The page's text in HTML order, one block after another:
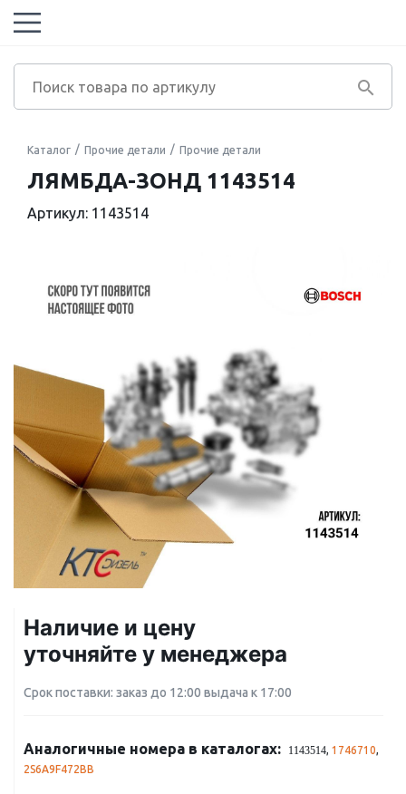
Каталог Прочие детали Прочие детали
ЛЯМБДА-ЗОНД 1143514
Артикул: 1143514
Наличие и цену
уточняйте у менеджера
Срок поставки: заказ до 12:00 выдача к 17:00
Аналогичные номера в каталогах: 1143514, 1746710,
2S6A9F472BB